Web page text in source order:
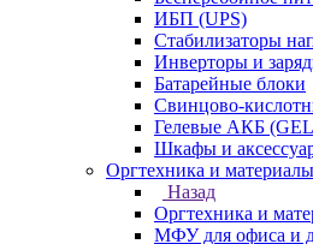
ИБП (UPS)
Стабилизаторы
Инверторы и
Батарейные блоки
Свинцово-
Гелевые АКБ
Шкафы и
Оргтехника и материалы
Назад
Оргтехника и
МФУ для офиса и